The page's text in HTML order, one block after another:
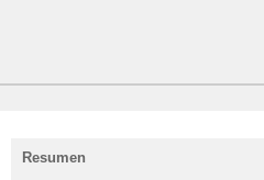
Resumen